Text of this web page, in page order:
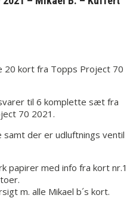
20 kort fra Topps Project 70
til 6 komplette sæt fra
70 2021.
der er udluftnings ventil
papirer med info fra kort nr.1
m. alle Mikael b´s kort.